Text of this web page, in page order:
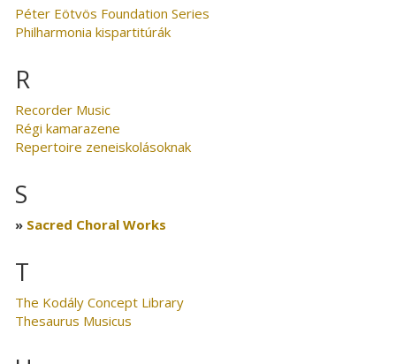
Péter Eötvös Foundation Series
Philharmonia kispartitúrák
R
Recorder Music
Régi kamarazene
Repertoire zeneiskolásoknak
S
Sacred Choral Works
T
The Kodály Concept Library
Thesaurus Musicus